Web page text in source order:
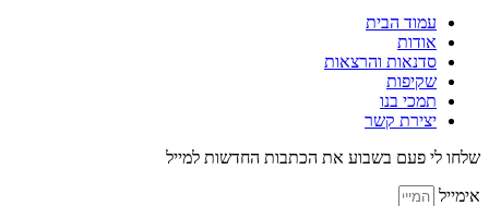
עמוד הבית
אודות
סדנאות והרצאות
שקיפות
תמכי בנו
יצירת קשר
שלחו לי פעם בשבוע את הכתבות החדשות למייל
אימייל